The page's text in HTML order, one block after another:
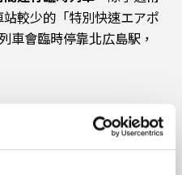
較少的「特別快速エアポ
車會臨時停靠北広島駅，